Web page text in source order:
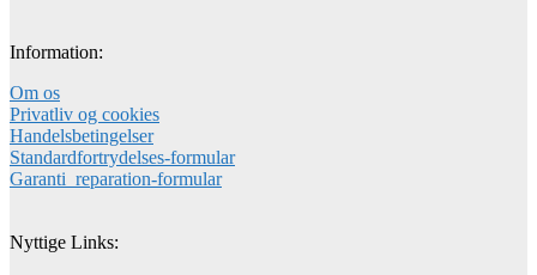
Information:
Om os
Privatliv og cookies
Handelsbetingelser
Standardfortrydelses-formular
Garanti_reparation-formular
Nyttige Links: